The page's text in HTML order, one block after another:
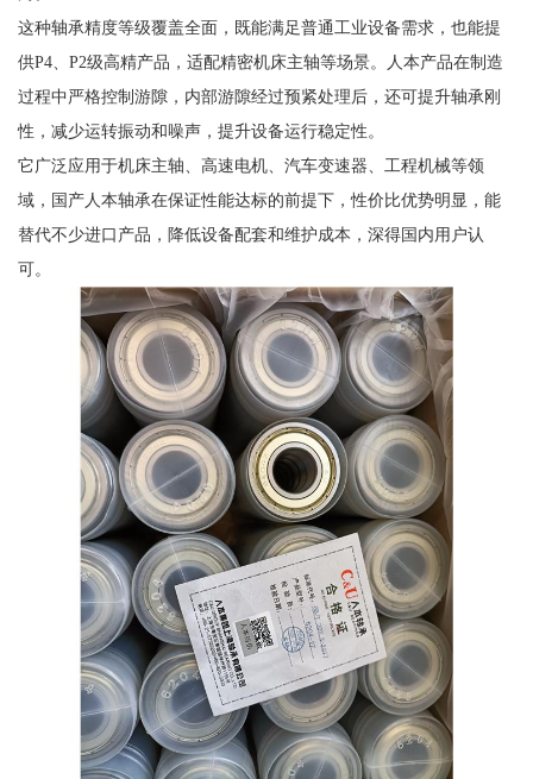
这种轴承精度等级覆盖全面，既能满足普通工业设备需求，也能提
供P4、P2级高精产品，适配精密机床主轴等场景。人本产品在制造
过程中严格控制游隙，内部游隙经过预紧处理后，还可提升轴承刚
性，减少运转振动和噪声，提升设备运行稳定性。
它广泛应用于机床主轴、高速电机、汽车变速器、工程机械等领
域，国产人本轴承在保证性能达标的前提下，性价比优势明显，能
替代不少进口产品，降低设备配套和维护成本，深得国内用户认
可。